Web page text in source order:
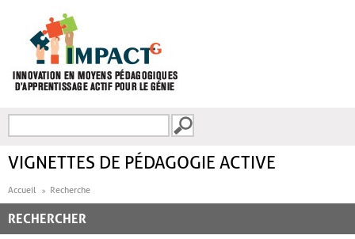
FORMULAIRE DE
VIGNETTES DE PÉDAGOGIE ACTIVE
Accueil Recherche
RECHERCHER